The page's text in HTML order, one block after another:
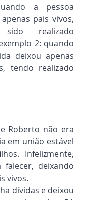
a pessoa
pais vivos,
realizado
2: quando
deixou apenas
tendo realizado
Roberto não era
em união estável
Infelizmente,
deixando
vivos.
dívidas e deixou